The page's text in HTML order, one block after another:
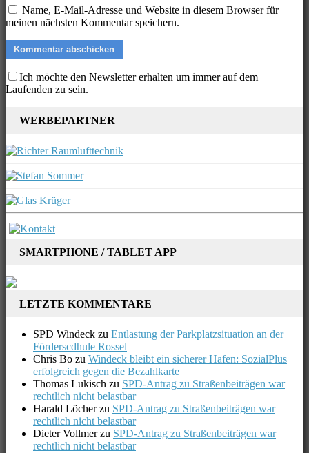
Name, E-Mail-Adresse und Website in diesem Browser für
meinen nächsten Kommentar speichern.
Ich möchte den Newsletter erhalten um immer auf dem
Laufenden zu sein.
WERBEPARTNER
SMARTPHONE / TABLET APP
LETZTE KOMMENTARE
SPD Windeck zu Entlastung der Parkplatzsituation an der
Förderscdhule Rossel
Chris Bo zu Windeck bleibt ein sicherer Hafen: SozialPlus
erfolgreich gegen die Bezahlkarte
Thomas Lukisch zu SPD-Antrag zu Straßenbeiträgen war
rechtlich nicht belastbar
Harald Löcherzu SPD-Antrag zu Straßenbeiträgen war
rechtlich nicht belastbar
Dieter Vollmerzu SPD-Antrag zu Straßenbeiträgen war
rechtlich nicht belastbar